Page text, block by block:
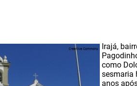
Irajá,
como
sesmaria
anos